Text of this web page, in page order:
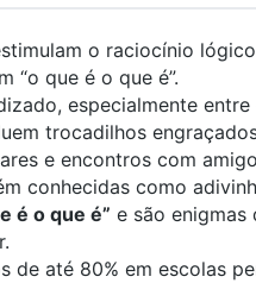
o raciocínio
“o que é o que é”.
especialmente entre
trocadilhos
e encontros com
conhecidas como
é o que é” e são enigmas
de até 80% em escolas